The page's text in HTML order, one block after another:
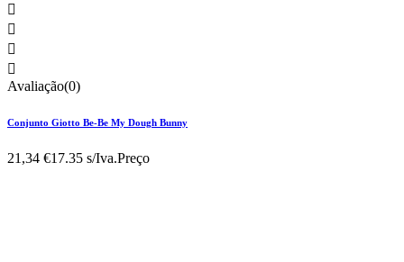




Avaliação(0)
Conjunto Giotto Be-Be My Dough Bunny
21,34 €17.35 s/Iva.Preço